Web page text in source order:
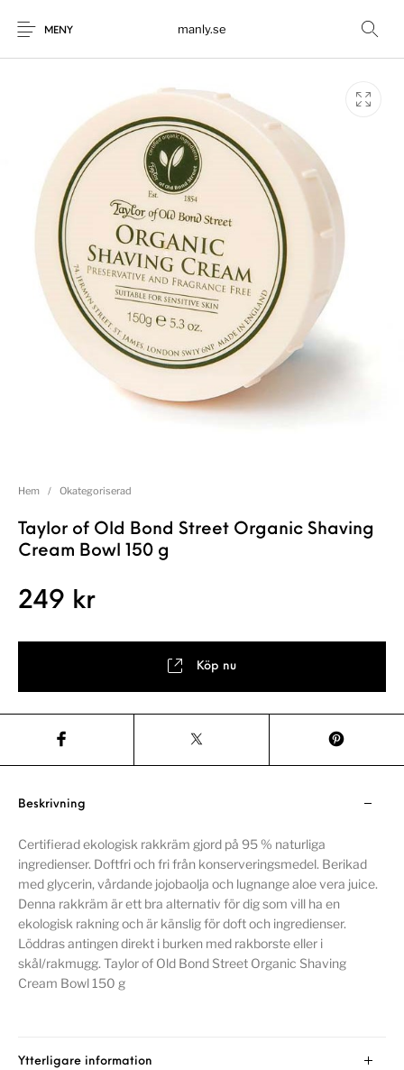
MENY manly.se
Hem / Okategoriserad
Taylor of Old Bond Street Organic Shaving
Cream Bowl 150 g
249 kr
Köp nu
Beskrivning
Certifierad ekologisk rakkräm gjord på 95 % naturliga
ingredienser. Doftfri och fri från konserveringsmedel. Berikad
med glycerin, vårdande jojobaolja och lugnange aloe vera juice.
Denna rakkräm är ett bra alternativ för dig som vill ha en
ekologisk rakning och är känslig för doft och ingredienser.
Löddras antingen direkt i burken med rakborste eller i
skål/rakmugg. Taylor of Old Bond Street Organic Shaving
Cream Bowl 150 g
Ytterligare information